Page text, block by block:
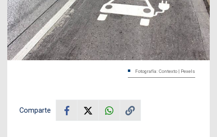
Fotografía: Contexto | Pexels
Comparte